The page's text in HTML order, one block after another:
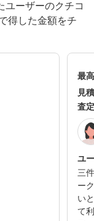
ユーザーのクチコ
得した金額をチ
最
見
査
ユ
三
ー
い
て